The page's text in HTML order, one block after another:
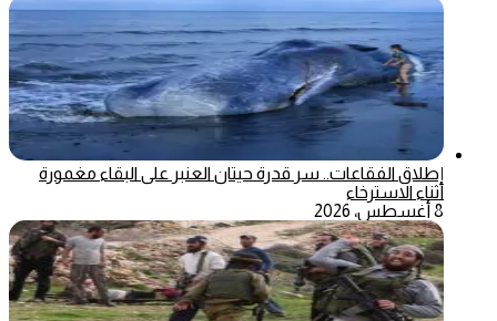
إطلاق الفقاعات.. سر قدرة حيتان العنبر على البقاء مغمورة
أثناء الاسترخاء
8 أغسطس، 2026